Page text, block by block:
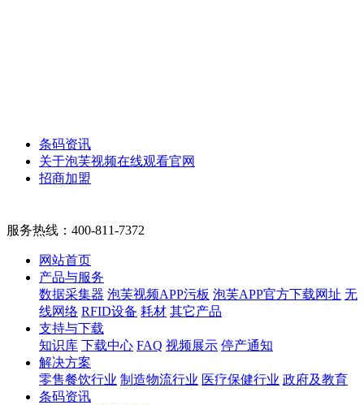
条码资讯
关于泡芙视频在线观看官网
招商加盟
服务热线： 400-811-7372
网站首页
产品与服务
数据采集器 泡芙视频APP污板 泡芙APP官方下载网址 无
线网络 RFID设备 耗材 其它产品
支持与下载
知识库 下载中心 FAQ 视频展示 停产通知
解决方案
零售餐饮行业 制造物流行业 医疗保健行业 政府及教育
条码资讯